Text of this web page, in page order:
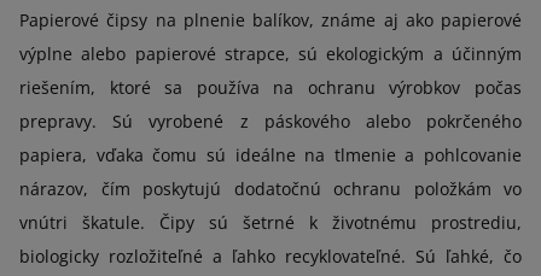
Papierové čipsy na plnenie balíkov, známe aj ako papierové
výplne alebo papierové strapce, sú ekologickým a účinným
riešením, ktoré sa používa na ochranu výrobkov počas
prepravy. Sú vyrobené z páskového alebo pokrčeného
papiera, vďaka čomu sú ideálne na tlmenie a pohlcovanie
nárazov, čím poskytujú dodatočnú ochranu položkám vo
vnútri škatule. Čipy sú šetrné k životnému prostrediu,
biologicky rozložiteľné a ľahko recyklovateľné. Sú ľahké, čo